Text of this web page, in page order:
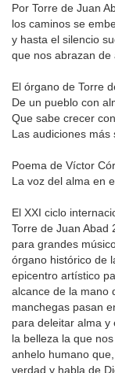
Por Torre de Juan
los caminos se
y hasta el silencio
que nos abrazan de
El órgano de Torre
De un pueblo con
Que sabe crecer
Las audiciones más
Poema de Víctor
La voz del alma en
El XXI ciclo
Torre de Juan Abad
para grandes
órgano histórico de
epicentro artístico
alcance de la mano
manchegas pasan
para deleitar alma y
la belleza la que
anhelo humano
verdad y habla de